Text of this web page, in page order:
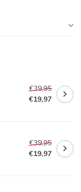
€39,95
€19,97
€39,95
€19,97